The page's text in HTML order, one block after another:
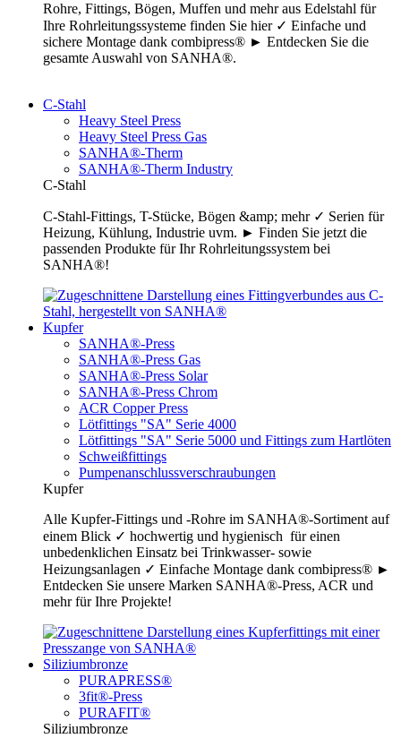
Rohre, Fittings, Bögen, Muffen und mehr aus Edelstahl für
Ihre Rohrleitungssysteme finden Sie hier ✓ Einfache und
sichere Montage dank combipress® ► Entdecken Sie die
gesamte Auswahl von SANHA®.
C-Stahl
Heavy Steel Press
Heavy Steel Press Gas
SANHA®-Therm
SANHA®-Therm Industry
C-Stahl
C-Stahl-Fittings, T-Stücke, Bögen &amp; mehr ✓ Serien für
Heizung, Kühlung, Industrie uvm. ► Finden Sie jetzt die
passenden Produkte für Ihr Rohrleitungssystem bei
SANHA®!
Kupfer
SANHA®-Press
SANHA®-Press Gas
SANHA®-Press Solar
SANHA®-Press Chrom
ACR Copper Press
Lötfittings "SA" Serie 4000
Lötfittings "SA" Serie 5000 und Fittings zum Hartlöten
Schweißfittings
Pumpenanschlussverschraubungen
Kupfer
Alle Kupfer-Fittings und -Rohre im SANHA®-Sortiment auf
einem Blick ✓ hochwertig und hygienisch für einen
unbedenklichen Einsatz bei Trinkwasser- sowie
Heizungsanlagen ✓ Einfache Montage dank combipress® ►
Entdecken Sie unsere Marken SANHA®-Press, ACR und
mehr für Ihre Projekte!
Siliziumbronze
PURAPRESS®
3fit®-Press
PURAFIT®
Siliziumbronze